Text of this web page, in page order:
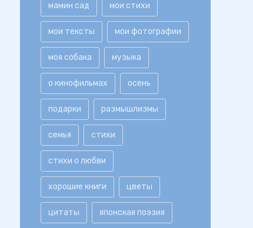
мамин сад мои стихи
мои тексты мои фотографии
моя собака музыка
о кинофильмах осень
подарки размышлизмы
семья стихи
стихи о любви
хорошие книги цветы
цитаты японская поэзия